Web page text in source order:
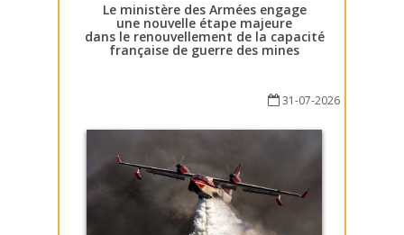
Le ministère des Armées engage
une nouvelle étape majeure
dans le renouvellement de la capacité
française de guerre des mines
31-07-2026